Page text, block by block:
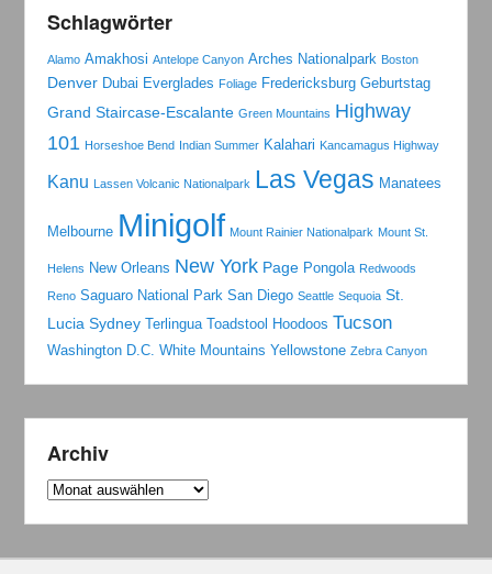
Schlagwörter
Alamo Amakhosi Antelope Canyon Arches Nationalpark Boston
Denver Dubai Everglades Foliage Fredericksburg Geburtstag
Grand Staircase-Escalante Green Mountains Highway
101 Horseshoe Bend Indian Summer Kalahari Kancamagus Highway
Kanu Lassen Volcanic Nationalpark Las Vegas Manatees
Melbourne Minigolf Mount Rainier Nationalpark Mount St.
Helens New Orleans New York Page Pongola Redwoods
Reno Saguaro National Park San Diego Seattle Sequoia St.
Lucia Sydney Terlingua Toadstool Hoodoos Tucson
Washington D.C. White Mountains Yellowstone Zebra Canyon
Archiv
Archiv